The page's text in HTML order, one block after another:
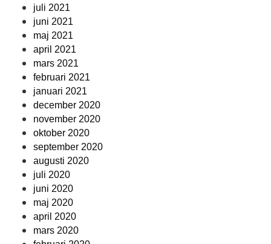
juli 2021
juni 2021
maj 2021
april 2021
mars 2021
februari 2021
januari 2021
december 2020
november 2020
oktober 2020
september 2020
augusti 2020
juli 2020
juni 2020
maj 2020
april 2020
mars 2020